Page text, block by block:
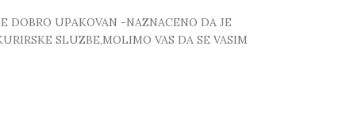
DOBRO UPAKOVAN -NAZNACENO DA JE
SLUZBE,MOLIMO VAS DA SE VASIM